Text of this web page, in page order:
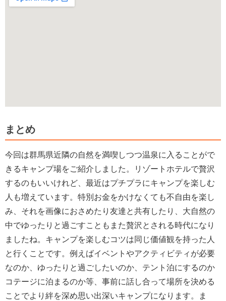
まとめ
今回は群馬県近隣の自然を満喫しつつ温泉に入ることがで
きるキャンプ場をご紹介しました。リゾートホテルで贅沢
するのもいいけれど、最近はプチプラにキャンプを楽しむ
人も増えています。特別お金をかけなくても不自由を楽し
み、それを画像におさめたり友達と共有したり、大自然の
中でゆったりと過ごすこともまた贅沢とされる時代になり
ましたね。キャンプを楽しむコツは同じ価値観を持った人
と行くことです。例えばイベントやアクティビティが必要
なのか、ゆったりと過ごしたいのか、テント泊にするのか
コテージに泊まるのか等、事前に話し合って場所を決める
ことでより絆を深め思い出深いキャンプになります。ま